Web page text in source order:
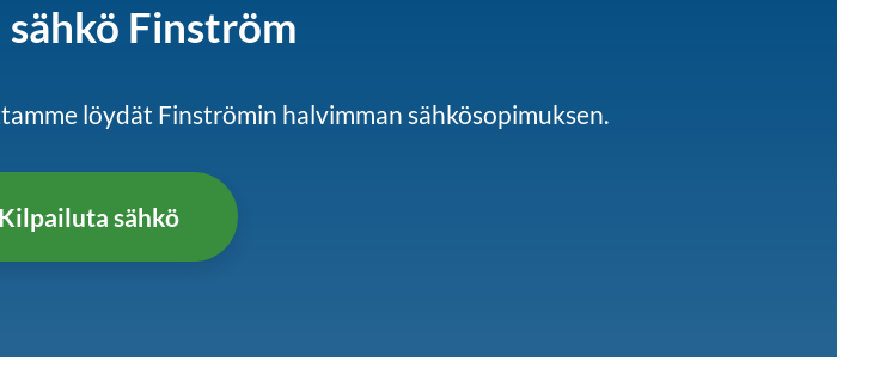
Finström
löydät Finströmin halvimman sähkösopimuksen.
Kilpailuta sähkö